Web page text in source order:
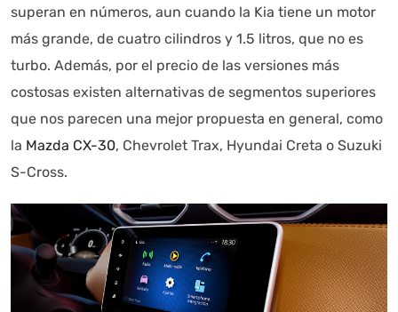
superan en números, aun cuando la Kia tiene un motor
más grande, de cuatro cilindros y 1.5 litros, que no es
turbo. Además, por el precio de las versiones más
costosas existen alternativas de segmentos superiores
que nos parecen una mejor propuesta en general, como
la Mazda CX-30, Chevrolet Trax, Hyundai Creta o Suzuki
S-Cross.